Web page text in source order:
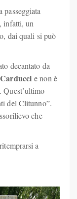
infatti, un
dai quali si può
decantato da
Carducci e non è
del Clitunno”.
che
a